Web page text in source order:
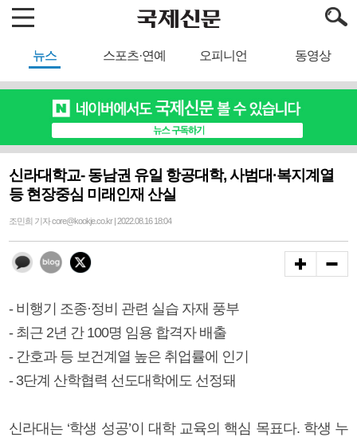
뉴스 스포츠·연예 오피니언 동영상
신라대학교- 동남권 유일 항공대학, 사범대·복지계열
등 현장중심 미래인재 산실
조민희 기자 core@kookje.co.kr | 2022.08.16 18:04
- 비행기 조종·정비 관련 실습 자재 풍부
- 최근 2년 간 100명 임용 합격자 배출
- 간호과 등 보건계열 높은 취업률에 인기
- 3단계 산학협력 선도대학에도 선정돼
신라대는 ‘학생 성공’이 대학 교육의 핵심 목표다. 학생 누